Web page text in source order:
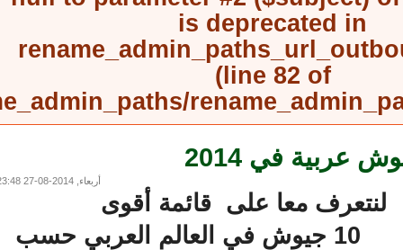
is deprecated in
(line82of
أربعاء, 2014-08-27 23:48
معا على قائمة أقوى
10 جيوش في العالم العربي حسب